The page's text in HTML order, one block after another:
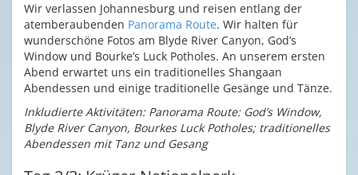
Wir verlassen Johannesburg und reisen entlang der
atemberaubenden Panorama Route. Wir halten für
wunderschöne Fotos am Blyde River Canyon, God’s
Window und Bourke’s Luck Potholes. An unserem ersten
Abend erwartet uns ein traditionelles Shangaan
Abendessen und einige traditionelle Gesänge und Tänze.
Inkludierte Aktivitäten: Panorama Route: God’s Window,
Blyde River Canyon, Bourkes Luck Potholes; traditionelles
Abendessen mit Tanz und Gesang